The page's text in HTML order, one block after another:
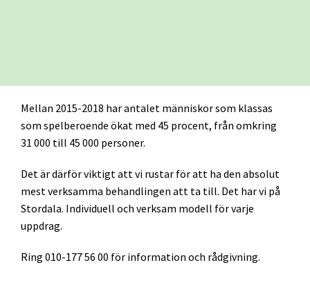
Mellan 2015-2018 har antalet människor som klassas
som spelberoende ökat med 45 procent, från omkring
31 000 till 45 000 personer.
Det är därför viktigt att vi rustar för att ha den absolut
mest verksamma behandlingen att ta till. Det har vi på
Stordala. Individuell och verksam modell för varje
uppdrag.
Ring 010-177 56 00 för information och rådgivning.